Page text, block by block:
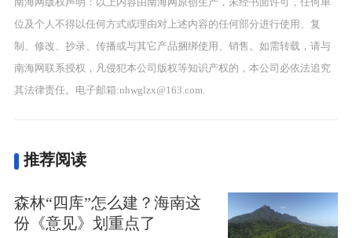
位及个人不得以任何方式或理由对上述内容的任何部分进行使用、复
制、修改、抄录、传播或与其它产品捆绑使用、销售。如需转载，请与
南海网联系授权，凡侵犯本公司版权等知识产权的，本公司必依法追究
其法律责任。电子邮箱:nhwglzx@163.com.
推荐阅读
森林“四库”怎么建？海南这
份《意见》划重点了